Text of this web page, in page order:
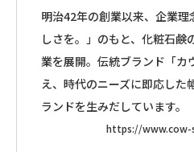
明治42年の創業以来、企業
しさを。」のもと、化粧石鹸
業を展開。伝統ブランド「
え、時代のニーズに即応した
ランドを生みだしています。
https://www.cow-